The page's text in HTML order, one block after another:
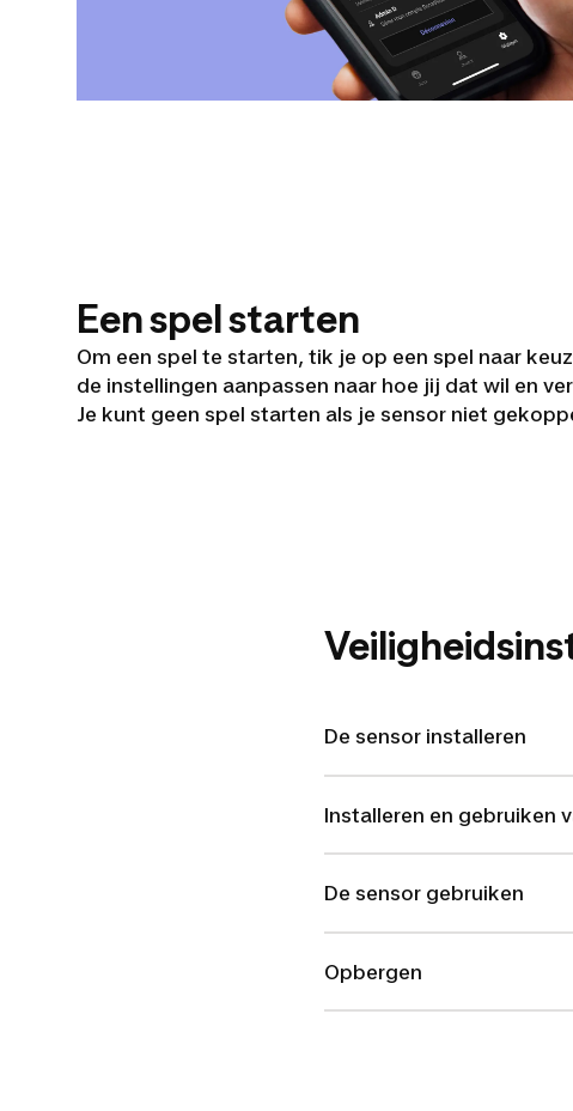
Een spel starten
Om een spel te starten, tik je op een spel naar
de instellingen aanpassen naar hoe jij dat wil en
Je kunt geen spel starten als je sensor niet
De sensor installeren
Installeren en gebruiken
De sensor gebruiken
Opbergen